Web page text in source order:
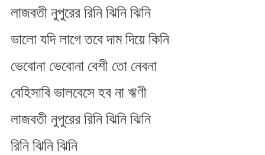
লাজবতী নুপুরের রিনি ঝিনি ঝিনি
ভালো যদি লাগে তবে দাম দিয়ে কিনি
ভেবোনা ভেবোনা বেশী তো নেবনা
বেহিসাবি ভালবেসে হব না ঋণী
লাজবতী নুপুরের রিনি ঝিনি ঝিনি
রিনি ঝিনি ঝিনি